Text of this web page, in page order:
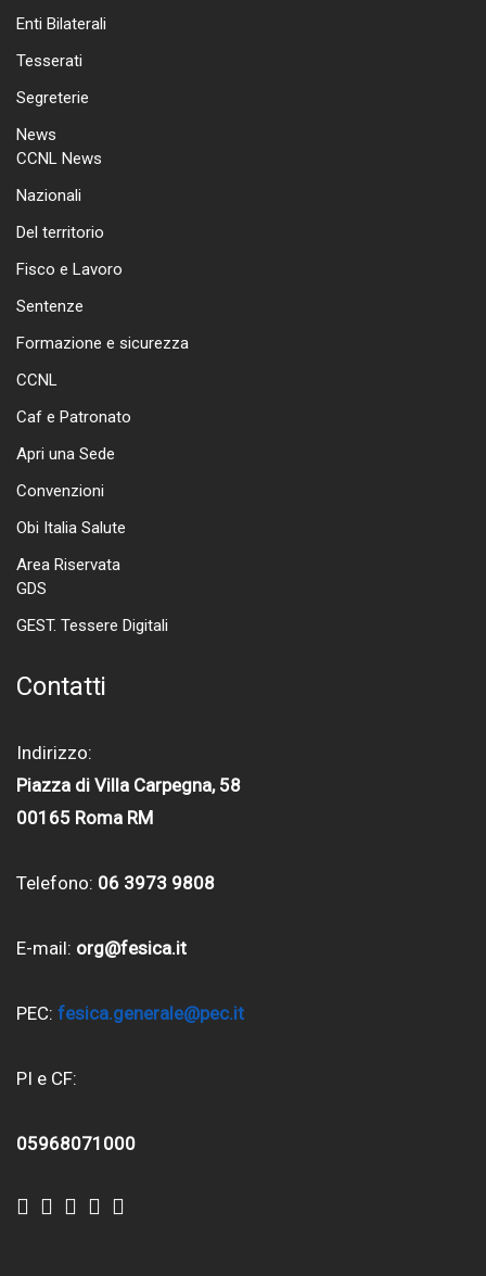
Enti Bilaterali
Tesserati
Segreterie
News
CCNL News
Nazionali
Del territorio
Fisco e Lavoro
Sentenze
Formazione e sicurezza
CCNL
Caf e Patronato
Apri una Sede
Convenzioni
Obi Italia Salute
Area Riservata
GDS
GEST. Tessere Digitali
Contatti
Indirizzo:
Piazza di Villa Carpegna, 58
00165 Roma RM
Telefono: 06 3973 9808
E-mail: org@fesica.it
PEC: fesica.generale@pec.it
PI e CF:
05968071000